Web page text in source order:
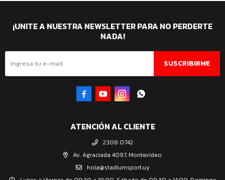
ATENCIÓN AL CLIENTE
2308 0742
Av. Agraciada 4097, Montevideo
hola@stadiumsport.uy
¡UNITE A NUESTRA NEWSLETTER PARA NO PERDERTE
NADA!
SUSCRIBIRME
   